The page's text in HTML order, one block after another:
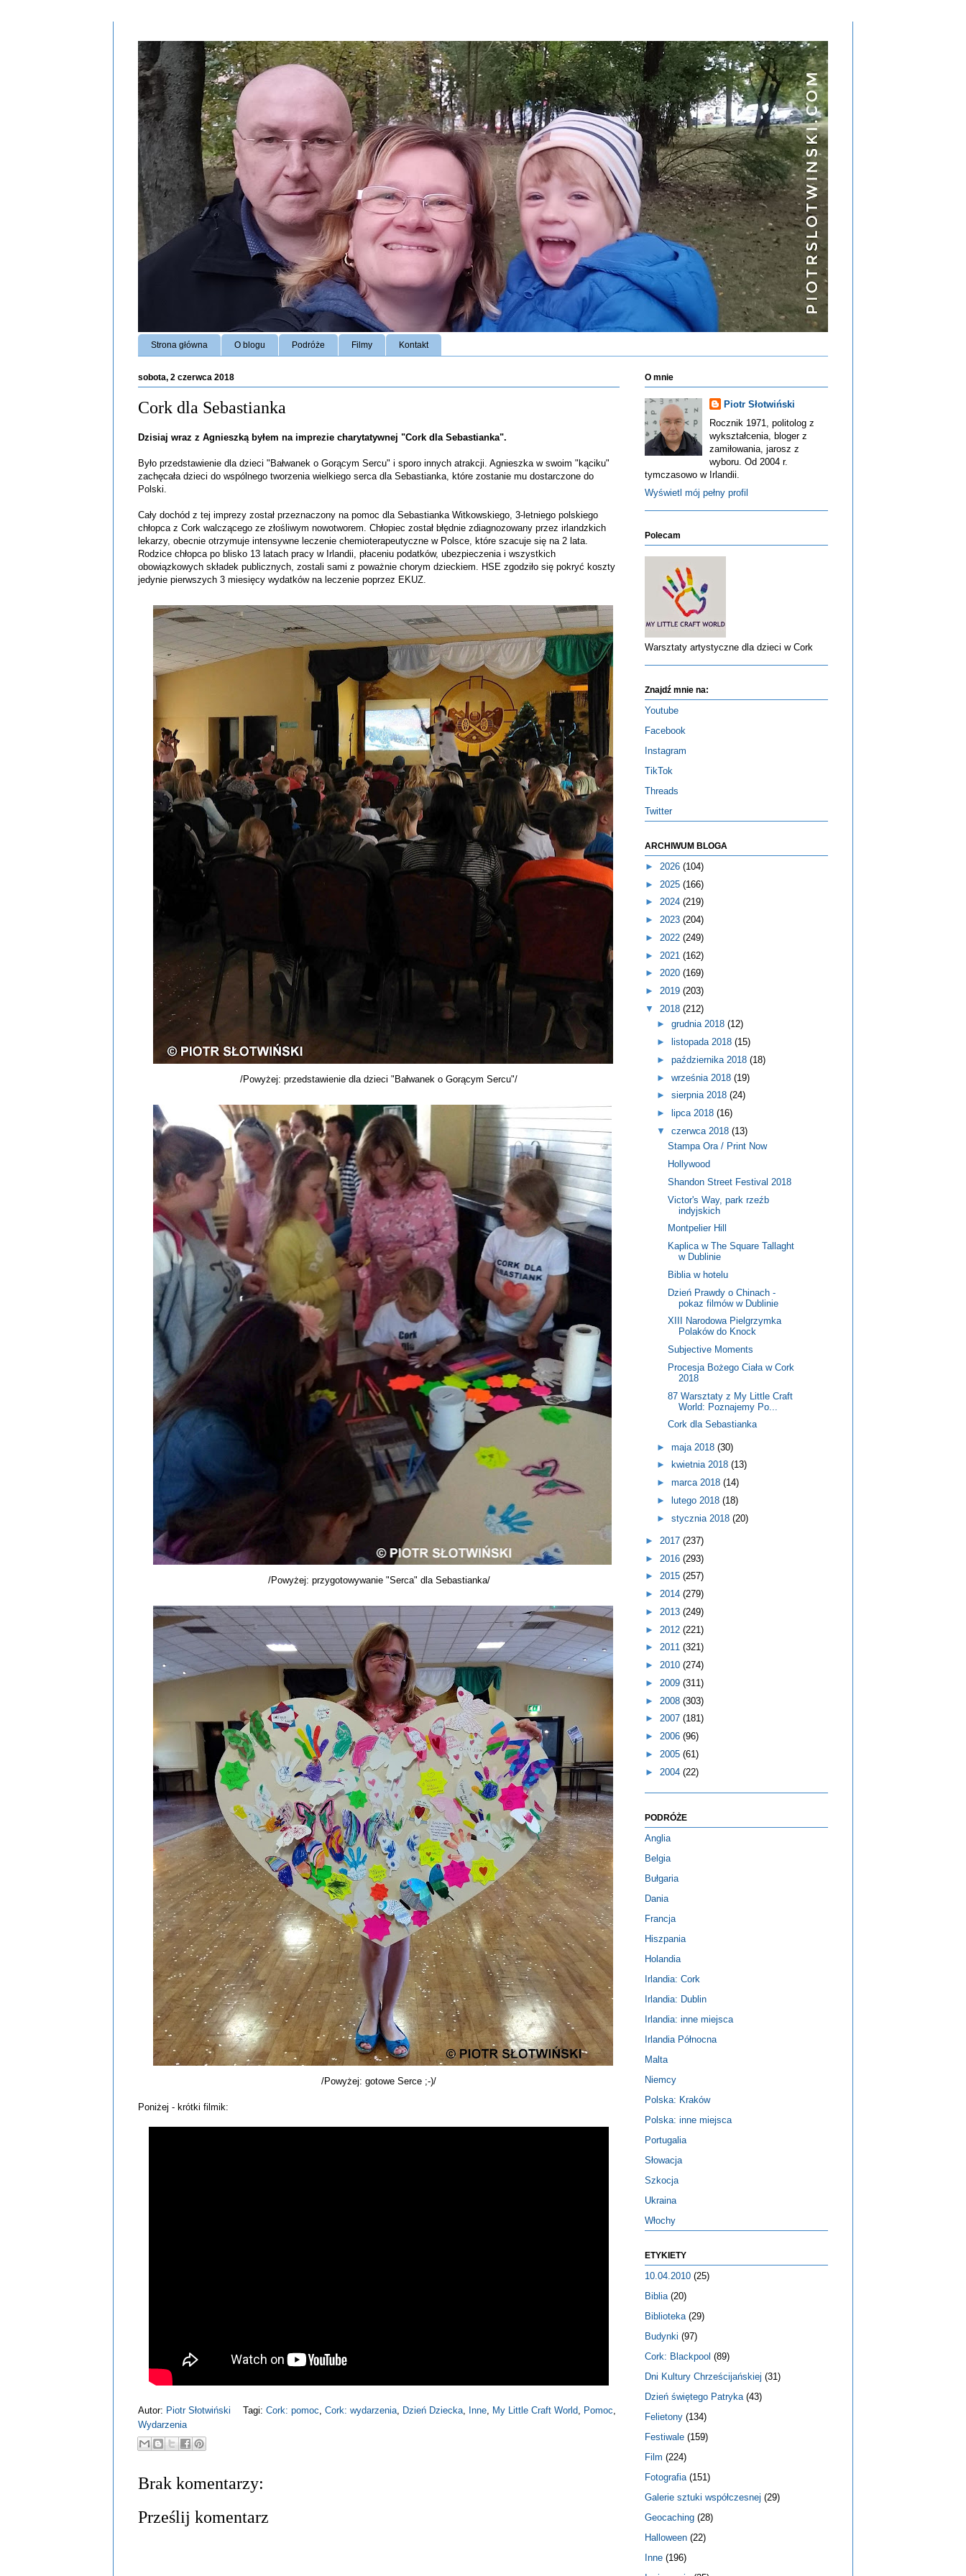
Strona główna O blogu Podróże Filmy Kontakt
sobota, 2 czerwca 2018
Cork dla Sebastianka
Dzisiaj wraz z Agnieszką byłem na imprezie charytatywnej "Cork dla Sebastianka".
Było przedstawienie dla dzieci "Bałwanek o Gorącym Sercu" i sporo innych atrakcji. Agnieszka w swoim "kąciku"
zachęcała dzieci do wspólnego tworzenia wielkiego serca dla Sebastianka, które zostanie mu dostarczone do
Polski.
Cały dochód z tej imprezy został przeznaczony na pomoc dla Sebastianka Witkowskiego, 3-letniego polskiego
chłopca z Cork walczącego ze złośliwym nowotworem. Chłopiec został błędnie zdiagnozowany przez irlandzkich
lekarzy, obecnie otrzymuje intensywne leczenie chemioterapeutyczne w Polsce, które szacuje się na 2 lata.
Rodzice chłopca po blisko 13 latach pracy w Irlandii, płaceniu podatków, ubezpieczenia i wszystkich
obowiązkowych składek publicznych, zostali sami z poważnie chorym dzieckiem. HSE zgodziło się pokryć koszty
jedynie pierwszych 3 miesięcy wydatków na leczenie poprzez EKUZ.
/Powyżej: przedstawienie dla dzieci "Bałwanek o Gorącym Sercu"/
/Powyżej: przygotowywanie "Serca" dla Sebastianka/
/Powyżej: gotowe Serce ;-)/
Poniżej - krótki filmik:
Autor: Piotr Słotwiński Tagi: Cork: pomoc Cork: wydarzenia Dzień Dziecka Inne My Little Craft World Pomoc
Wydarzenia
Brak komentarzy:
Prześlij komentarz
O mnie
Piotr Słotwiński
Rocznik 1971, politolog z
wykształcenia, bloger z
zamiłowania, jarosz z
wyboru. Od 2004 r.
tymczasowo w Irlandii.
Wyświetl mój pełny profil
Polecam
Warsztaty artystyczne dla dzieci w Cork
Znajdź mnie na:
Youtube
Facebook
Instagram
TikTok
Threads
Twitter
ARCHIWUM BLOGA
► 2026 (104)
► 2025 (166)
► 2024 (219)
► 2023 (204)
► 2022 (249)
► 2021 (162)
► 2020 (169)
► 2019 (203)
▼ 2018 (212)
► grudnia 2018 (12)
►
listopada 2018 (15)
► października 2018 (18)
► września 2018 (19)
► sierpnia 2018 (24)
►
lipca 2018 (16)
▼ czerwca 2018 (13)
Stampa Ora / Print Now
Hollywood
Shandon Street Festival 2018
Victor's Way, park rzeźb
indyjskich
Montpelier Hill
Kaplica w The Square Tallaght
w Dublinie
Biblia w hotelu
Dzień Prawdy o Chinach -
pokaz filmów w Dublinie
XIII Narodowa Pielgrzymka
Polaków do Knock
Subjective Moments
Procesja Bożego Ciała w Cork
2018
87 Warsztaty z My Little Craft
World: Poznajemy Po...
Cork dla Sebastianka
► maja 2018 (30)
►
kwietnia 2018 (13)
► marca 2018 (14)
►
lutego 2018 (18)
► stycznia 2018 (20)
► 2017 (237)
► 2016 (293)
► 2015 (257)
► 2014 (279)
► 2013 (249)
► 2012 (221)
► 2011 (321)
► 2010 (274)
► 2009 (311)
► 2008 (303)
► 2007 (181)
► 2006 (96)
► 2005 (61)
► 2004 (22)
PODRÓŻE
Anglia
Belgia
Bułgaria
Dania
Francja
Hiszpania
Holandia
Irlandia: Cork
Irlandia: Dublin
Irlandia: inne miejsca
Irlandia Północna
Malta
Niemcy
Polska: Kraków
Polska: inne miejsca
Portugalia
Słowacja
Szkocja
Ukraina
Włochy
ETYKIETY
10.04.2010 (25)
Biblia (20)
Biblioteka (29)
Budynki (97)
Cork: Blackpool (89)
Dni Kultury Chrześcijańskiej (31)
Dzień świętego Patryka (43)
Felietony (134)
Festiwale (159)
Film (224)
Fotografia (151)
Galerie sztuki współczesnej (29)
Geocaching (28)
Halloween (22)
Inne (196)